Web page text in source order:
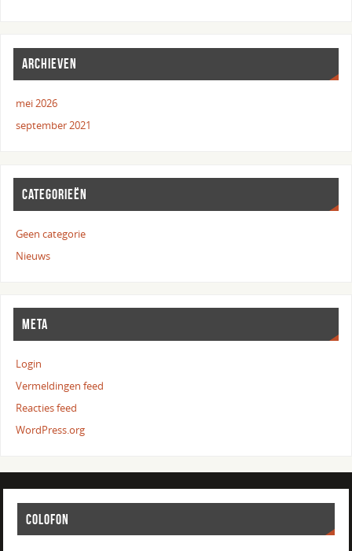
ARCHIEVEN
mei 2026
september 2021
CATEGORIEËN
Geen categorie
Nieuws
META
Login
Vermeldingen feed
Reacties feed
WordPress.org
COLOFON